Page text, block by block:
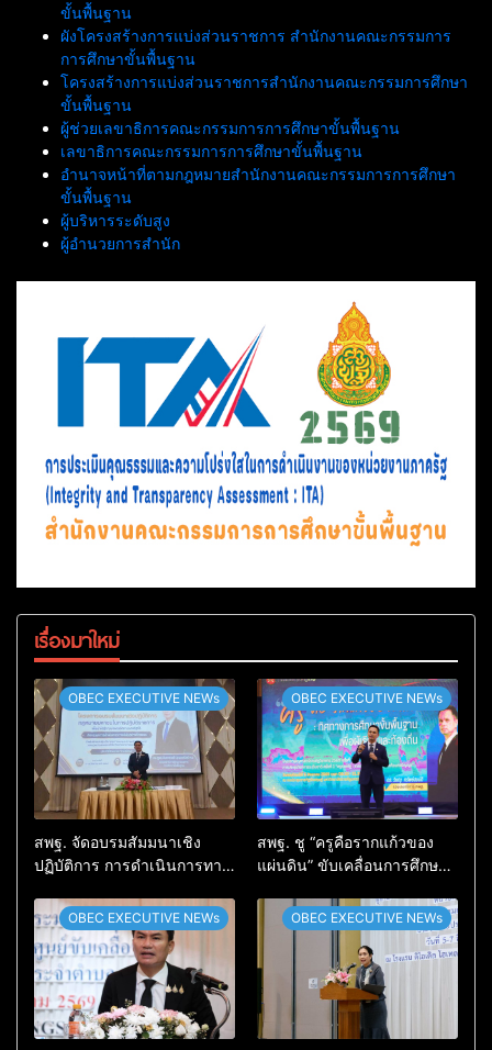
ขั้นพื้นฐาน
ผังโครงสร้างการแบ่งส่วนราชการ สำนักงานคณะกรรมการ
การศึกษาขั้นพื้นฐาน
โครงสร้างการแบ่งส่วนราชการสำนักงานคณะกรรมการศึกษา
ขั้นพื้นฐาน
ผู้ช่วยเลขาธิการคณะกรรมการการศึกษาขั้นพื้นฐาน
เลขาธิการคณะกรรมการการศึกษาขั้นพื้นฐาน
อำนาจหน้าที่ตามกฎหมายสำนักงานคณะกรรมการการศึกษา
ขั้นพื้นฐาน
ผู้บริหารระดับสูง
ผู้อำนวยการสำนัก
เรื่องมาใหม่
OBEC EXECUTIVE NEWs
สพฐ. จัดอบรมสัมมนาเชิง
ปฏิบัติการ การดำเนินการทาง
อบรมผู้จะเป็นกรรมการ
สอบสวน (ตามหลักสูตร
ก.ค.ศ.)
OBEC EXECUTIVE NEWs
สพฐ. ชู “ครูคือรากแก้วของ
แผ่นดิน” ขับเคลื่อนการศึกษา
สร้างผู้เรียนเต็มศักยภาพ
OBEC EXECUTIVE NEWs OBEC EXECUTIVE NEWs